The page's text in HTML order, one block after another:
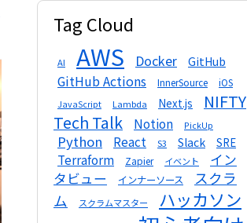
Tag Cloud
AI AWS Docker GitHub
GitHub Actions InnerSource iOS
JavaScript Lambda Next.js
NIFTY
Tech Talk
Notion PickUp
Python React S3 Slack SRE
Terraform Zapier イベント
イン
タビュー
インナーソース
スクラ
ム
スクラムマスター ハッカソン